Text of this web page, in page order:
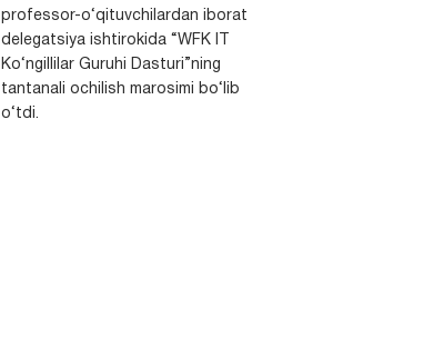
professor-o‘qituvchilardan iborat
delegatsiya ishtirokida “WFK IT
Ko‘ngillilar Guruhi Dasturi”ning
tantanali ochilish marosimi bo‘lib
o‘tdi.